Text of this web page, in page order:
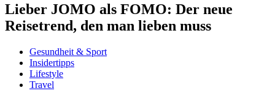
Lieber JOMO als FOMO: Der neue
Reisetrend, den man lieben muss
Gesundheit & Sport
Insidertipps
Lifestyle
Travel